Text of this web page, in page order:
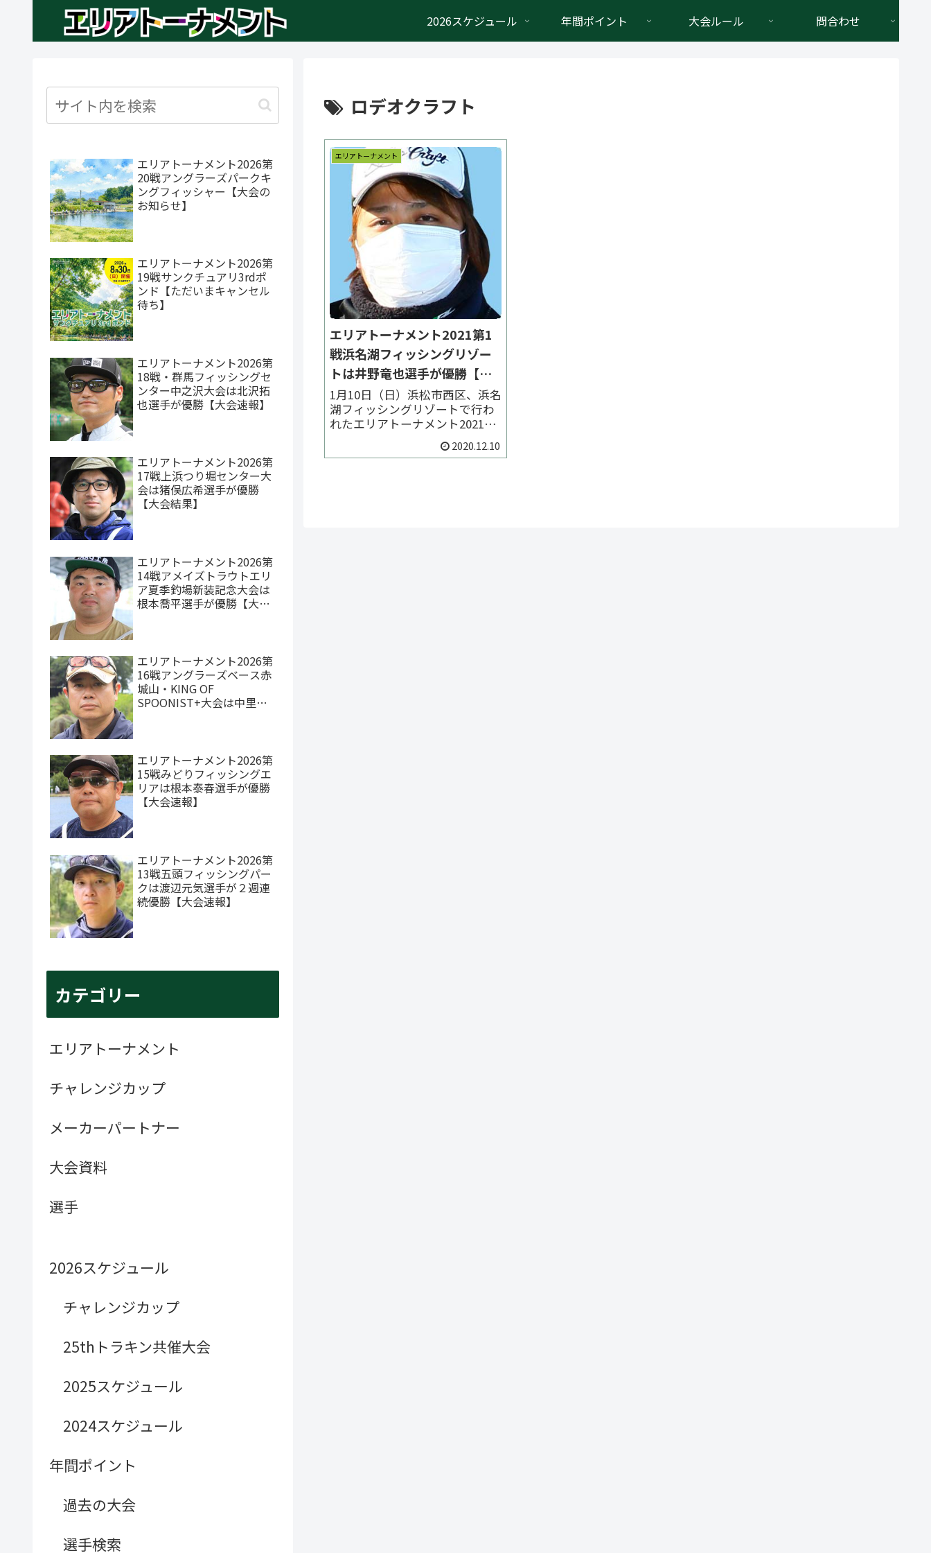
2026スケジュール 年間ポイント 大会ルール 問合わせ
ロデオクラフト
エリアトーナメント
エリアトーナメント2021第1
戦浜名湖フィッシングリゾー
トは井野竜也選手が優勝【大
会結果】
1月10日（日）浜松市西区、浜名
湖フィッシングリゾートで行わ
れたエリアトーナメント2021第
1戦の大会結果をまとめていま
す。井野竜也選手が予選中不発
2020.12.10
エリアトーナメント2026第
20戦アングラーズパークキ
ングフィッシャー【大会の
お知らせ】
エリアトーナメント2026第
19戦サンクチュアリ3rdポ
ンド【ただいまキャンセル
待ち】
エリアトーナメント2026第
18戦・群馬フィッシングセ
ンター中之沢大会は北沢拓
也選手が優勝【大会速報】
エリアトーナメント2026第
17戦上浜つり堀センター大
会は猪俣広希選手が優勝
【大会結果】
エリアトーナメント2026第
14戦アメイズトラウトエリ
ア夏季釣場新装記念大会は
根本喬平選手が優勝【大会
エリアトーナメント2026第
16戦アングラーズベース赤
城山・KING OF
SPOONIST+大会は中里元
エリアトーナメント2026第
15戦みどりフィッシングエ
リアは根本泰春選手が優勝
【大会速報】
エリアトーナメント2026第
13戦五頭フィッシングパー
クは渡辺元気選手が２週連
続優勝【大会速報】
カテゴリー
エリアトーナメント
チャレンジカップ
メーカーパートナー
大会資料
選手
2026スケジュール
チャレンジカップ
25thトラキン共催大会
2025スケジュール
2024スケジュール
年間ポイント
過去の大会
選手検索